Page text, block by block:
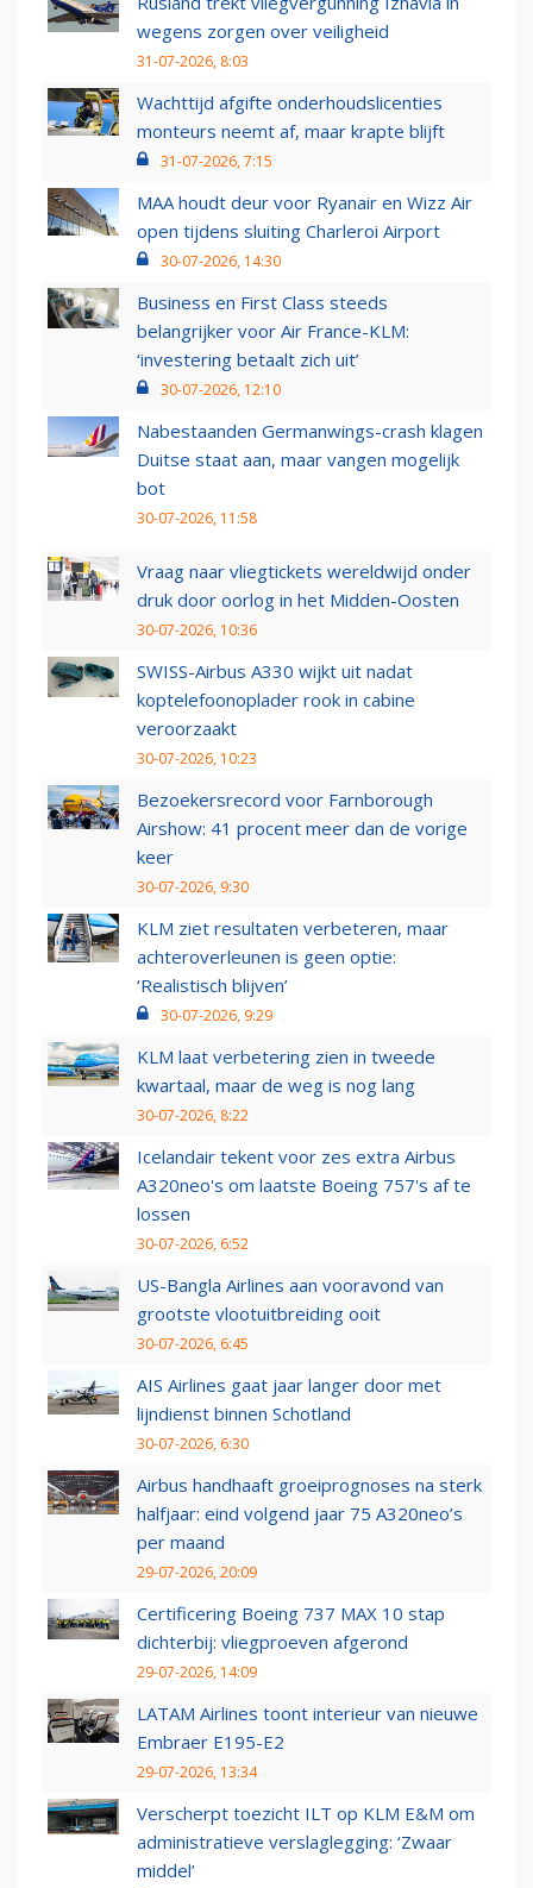
wegens zorgen over veiligheid
31-07-2026, 8:03
Wachttijd afgifte onderhoudslicenties
monteurs neemt af, maar krapte blijft
31-07-2026, 7:15
MAA houdt deur voor Ryanair en Wizz Air
open tijdens sluiting Charleroi Airport
30-07-2026, 14:30
Business en First Class steeds
belangrijker voor Air France-KLM:
‘investering betaalt zich uit’
30-07-2026, 12:10
Nabestaanden Germanwings-crash klagen
Duitse staat aan, maar vangen mogelijk
bot
30-07-2026, 11:58
Vraag naar vliegtickets wereldwijd onder
druk door oorlog in het Midden-Oosten
30-07-2026, 10:36
SWISS-Airbus A330 wijkt uit nadat
koptelefoonoplader rook in cabine
veroorzaakt
30-07-2026, 10:23
Bezoekersrecord voor Farnborough
Airshow: 41 procent meer dan de vorige
keer
30-07-2026, 9:30
KLM ziet resultaten verbeteren, maar
achteroverleunen is geen optie:
‘Realistisch blijven’
30-07-2026, 9:29
KLM laat verbetering zien in tweede
kwartaal, maar de weg is nog lang
30-07-2026, 8:22
Icelandair tekent voor zes extra Airbus
A320neo's om laatste Boeing 757's af te
lossen
30-07-2026, 6:52
US-Bangla Airlines aan vooravond van
grootste vlootuitbreiding ooit
30-07-2026, 6:45
AIS Airlines gaat jaar langer door met
lijndienst binnen Schotland
30-07-2026, 6:30
Airbus handhaaft groeiprognoses na sterk
halfjaar: eind volgend jaar 75 A320neo’s
per maand
29-07-2026, 20:09
Certificering Boeing 737 MAX 10 stap
dichterbij: vliegproeven afgerond
29-07-2026, 14:09
LATAM Airlines toont interieur van nieuwe
Embraer E195-E2
29-07-2026, 13:34
Verscherpt toezicht ILT op KLM E&M om
administratieve verslaglegging: ‘Zwaar
middel’